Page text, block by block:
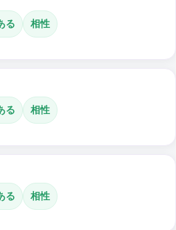
る 相性
る 相性
る 相性